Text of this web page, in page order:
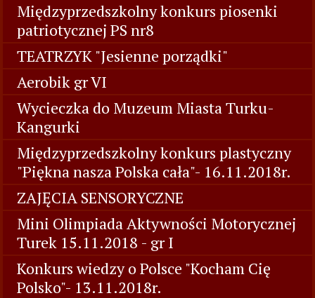
Międzyprzedszkolny konkurs piosenki
patriotycznej PS nr8
TEATRZYK "Jesienne porządki"
Aerobik gr VI
Wycieczka do Muzeum Miasta Turku-
Kangurki
Międzyprzedszkolny konkurs plastyczny
"Piękna nasza Polska cała"- 16.11.2018r.
ZAJĘCIA SENSORYCZNE
Mini Olimpiada Aktywności Motorycznej
Turek 15.11.2018 - gr I
Konkurs wiedzy o Polsce "Kocham Cię
Polsko"- 13.11.2018r.